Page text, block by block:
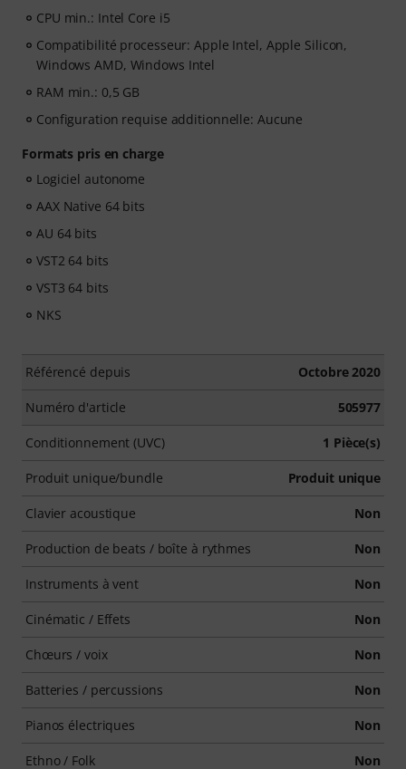
CPU min.: Intel Core i5
Compatibilité processeur: Apple Intel, Apple Silicon,
Windows AMD, Windows Intel
RAM min.: 0,5 GB
Configuration requise additionnelle: Aucune
Formats pris en charge
Logiciel autonome
AAX Native 64 bits
AU 64 bits
VST2 64 bits
VST3 64 bits
NKS
Référencé depuis Octobre 2020
Numéro d'article 505977
Conditionnement (UVC) 1 Pièce(s)
Produit unique/bundle Produit unique
Clavier acoustique Non
Production de beats / boîte à rythmes Non
Instruments à vent Non
Cinématic / Effets Non
Chœurs / voix Non
Batteries / percussions Non
Pianos électriques Non
Ethno / Folk Non